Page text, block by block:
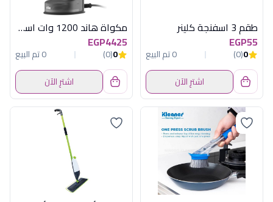
طقم 3 اسفنجة كلينر
EGP55
0
(0)
0 تم البيع
اشترِ الآن
مكواة هاند 1200 وات اسود براون
EGP4425
0
(0)
0 تم البيع
اشترِ الآن